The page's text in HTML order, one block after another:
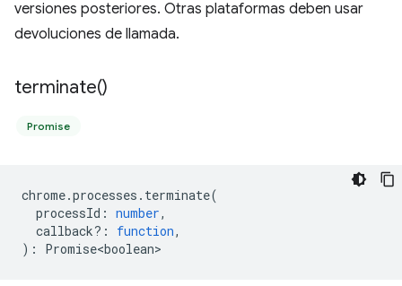
versiones posteriores. Otras plataformas deben usar
devoluciones de llamada.
terminate()
Promise
chrome.processes . terminate(
processId : number,
callback? : function,
) : Promise<boolean>